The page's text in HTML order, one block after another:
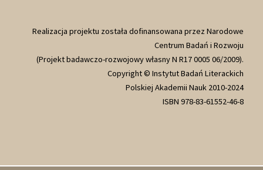
Realizacja projektu została dofinansowana przez Narodowe
Centrum Badań i Rozwoju
(Projekt badawczo-rozwojowy własny N R17 0005 06/2009).
Copyright © Instytut Badań Literackich
Polskiej Akademii Nauk 2010-2024
ISBN 978-83-61552-46-8